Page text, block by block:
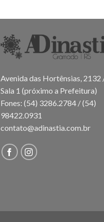
Avenida das Hortênsias, 2132
Sala 1 (próximo a Prefeitura)
Fones: (54) 3286.2784 / (54)
98422.0931
contato@adinastia.com.br